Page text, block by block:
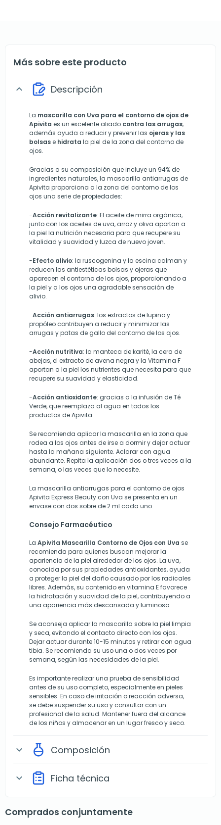
Más sobre este producto
expand_more Descripción
La mascarilla con Uva para el contorno de ojos de
Apivita es un excelente aliado contra las arrugas,
además ayuda a reducir y prevenir las ojeras y las
bolsase hidrata la piel de la zona del contorno de
ojos.
Gracias a su composición que incluye un 94% de
ingredientes naturales, la mascarilla antiarrugas de
Apivita proporciona a la zona del contorno de los
ojos una serie de propiedades:
-Acción revitalizante: El aceite de mirra orgánica,
junto con los aceites de uva, arroz y oliva aportan a
la piel la nutrición necesaria para que recupere su
vitalidad y suavidad y luzca de nuevo joven.
-Efecto alivio: la ruscogenina y la escina calman y
reducen las antiestéticas bolsas y ojeras que
aparecen el contorno de los ojos, proporcionando a
la piel y a los ojos una agradable sensación de
alivio.
-Acción antiarrugas: los extractos de lupino y
propóleo contribuyen a reducir y minimizar las
arrugas y patas de gallo del contorno de los ojos.
-Acción nutritiva: la manteca de karité, la cera de
abejas, el extracto de avena negra y la Vitamina F
aportan a la piel los nutrientes que necesita para que
recupere su suavidad y elasticidad.
-Acción antioxidante: gracias a la infusión de Té
Verde, que reemplaza al agua en todos los
productos de Apivita.
Se recomienda aplicar la mascarilla en la zona que
rodea a los ojos antes de irse a dormir y dejar actuar
hasta la mañana siguiente. Aclarar con agua
abundante. Repita la aplicación dos o tres veces a la
semana, o las veces que lo necesite.
La mascarilla antiarrugas para el contorno de ojos
Apivita Express Beauty con Uva se presenta en un
envase con dos sobre de 2 ml cada uno.
Consejo Farmacéutico
La Apivita Mascarilla Contorno de Ojos con Uva se
recomienda para quienes buscan mejorar la
apariencia de la piel alrededor de los ojos. La uva,
conocida por sus propiedades antioxidantes, ayuda
a proteger la piel del daño causado por los radicales
libres. Además, su contenido en vitamina E favorece
la hidratación y suavidad de la piel, contribuyendo a
una apariencia más descansada y luminosa.
Se aconseja aplicar la mascarilla sobre la piel limpia
y seca, evitando el contacto directo con los ojos.
Dejar actuar durante 10-15 minutos y retirar con agua
tibia. Se recomienda su uso una o dos veces por
semana, según las necesidades de la piel.
Es importante realizar una prueba de sensibilidad
antes de su uso completo, especialmente en pieles
sensibles. En caso de irritación o reacción adversa,
se debe suspender su uso y consultar con un
profesional de la salud. Mantener fuera del alcance
de los niños y almacenar en un lugar fresco y seco.
expand_more Composición
expand_more Ficha técnica
Comprados conjuntamente